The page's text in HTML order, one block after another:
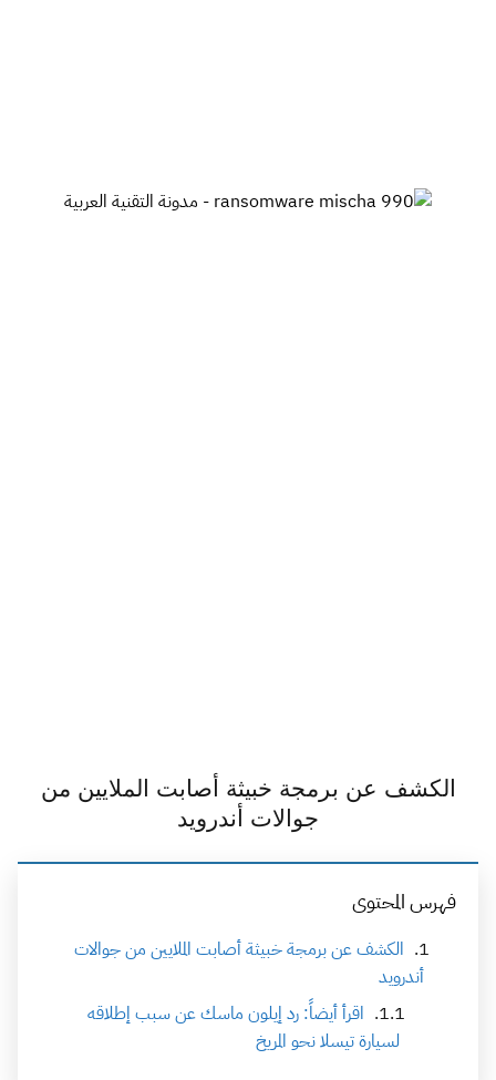
الكشف عن برمجة خبيثة أصابت الملايين من
جوالات أندرويد
فهرس المحتوى
الكشف عن برمجة خبيثة أصابت الملايين من جوالات
أندرويد
اقرأ أيضاً: رد إيلون ماسك عن سبب إطلاقه
لسيارة تيسلا نحو المريخ